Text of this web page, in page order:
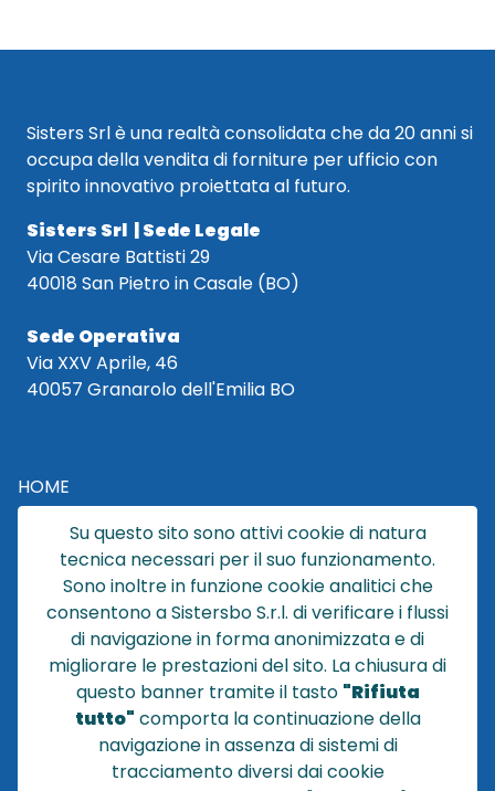
Sisters Srl è una realtà consolidata che da 20 anni si
occupa della vendita di forniture per ufficio con
spirito innovativo proiettata al futuro.
Sisters Srl | Sede Legale
Via Cesare Battisti 29
40018 San Pietro in Casale (BO)
Sede Operativa
Via XXV Aprile, 46
40057 Granarolo dell'Emilia BO
HOME
CATALOGO
CHI SIAMO
NEWS
CONTATTACI
CONDIZIONI DI VENDITA
POLICY PRIVACY
NOTE LEGALI
Su questo sito sono attivi cookie di natura
tecnica necessari per il suo funzionamento.
Sono inoltre in funzione cookie analitici che
consentono a Sistersbo S.r.l. di verificare i flussi
di navigazione in forma anonimizzata e di
migliorare le prestazioni del sito. La chiusura di
questo banner tramite il tasto "Rifiuta
tutto" comporta la continuazione della
navigazione in assenza di sistemi di
tracciamento diversi dai cookie